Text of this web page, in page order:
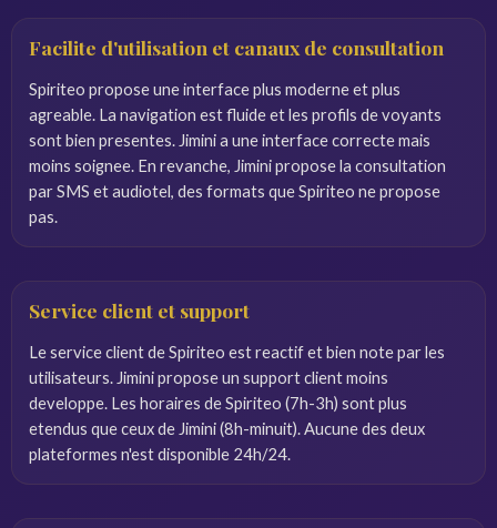
Facilite d'utilisation et canaux de consultation
Spiriteo propose une interface plus moderne et plus
agreable. La navigation est fluide et les profils de voyants
sont bien presentes. Jimini a une interface correcte mais
moins soignee. En revanche, Jimini propose la consultation
par SMS et audiotel, des formats que Spiriteo ne propose
pas.
Service client et support
Le service client de Spiriteo est reactif et bien note par les
utilisateurs. Jimini propose un support client moins
developpe. Les horaires de Spiriteo (7h-3h) sont plus
etendus que ceux de Jimini (8h-minuit). Aucune des deux
plateformes n'est disponible 24h/24.